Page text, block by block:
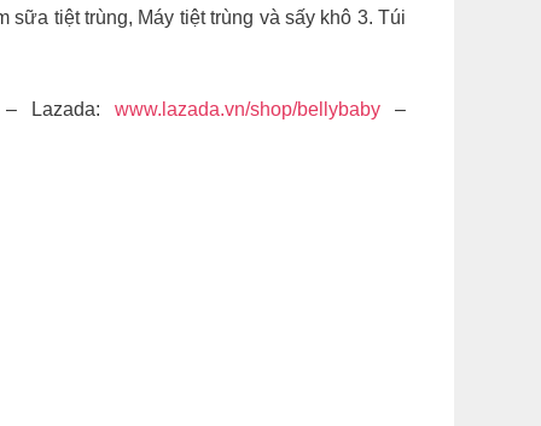
sữa tiệt trùng, Máy tiệt trùng và sấy khô 3. Túi
Lazada: www.lazada.vn/shop/bellybaby –